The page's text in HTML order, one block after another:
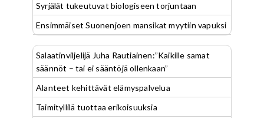
Syrjälät tukeutuvat biologiseen torjuntaan
Ensimmäiset Suonenjoen mansikat myytiin vapuksi
Salaatinviljelijä Juha Rautiainen:”Kaikille samat
säännöt – tai ei sääntöjä ollenkaan”
Alanteet kehittävät elämyspalvelua
Taimityllilä tuottaa erikoisuuksia